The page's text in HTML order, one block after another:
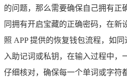
的问题，那么需要确保自己拥有正
同拥有开启宝藏的正确密码，在新
照 APP 提供的恢复钱包流程，如
入助记词或私钥，在输入过程中，
仔细核对，确保每一个单词或字符